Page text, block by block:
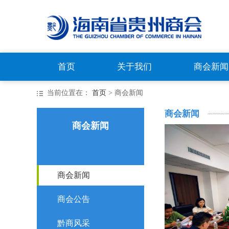
首页 关于我们 商会新闻
当前位置在： 首页 > 商会新闻
商会新闻
商会新闻
商会公告
黔商风采
商会新闻